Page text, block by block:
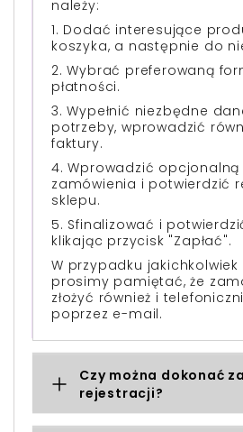
należy:
1. Dodać interesujące
koszyka, a następnie do
2. Wybrać preferowaną
płatności.
3. Wypełnić niezbędne
potrzeby, wprowadzić
faktury.
4. Wprowadzić
zamówienia i potwierdzić
sklepu.
5. Sfinalizować i
klikając przycisk "Zapłać".
W przypadku
prosimy pamiętać, że
złożyć również i
poprzez e-mail.
Czy można dokonać
rejestracji?